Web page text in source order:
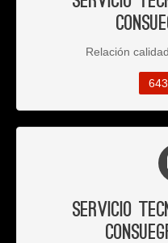
Relación
Servicio